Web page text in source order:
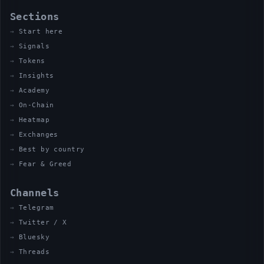
Sections
Start here
Signals
Tokens
Insights
Academy
On-Chain
Heatmap
Exchanges
Best by country
Fear & Greed
Channels
Telegram
Twitter / X
Bluesky
Threads